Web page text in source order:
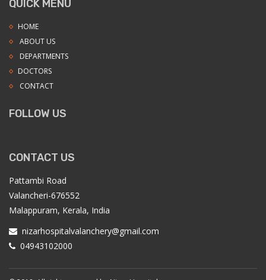
QUICK MENU
HOME
ABOUT US
DEPARTMENTS
DOCTORS
CONTACT
FOLLOW US
CONTACT US
Pattambi Road
Valancheri-676552
Malappuram, Kerala, India
nizarhospitalvalanchery@gmail.com
04943102000